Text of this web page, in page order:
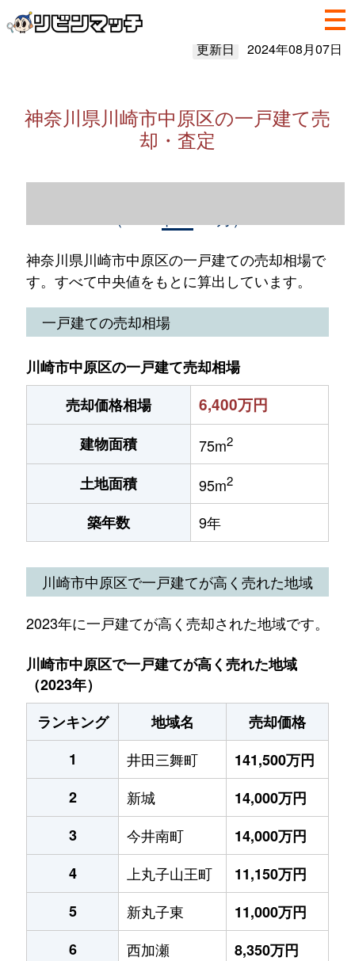
更新日 2024年08月07日
神奈川県川崎市中原区の一戸建て売
却・査定
神奈川県川崎市中原区の一戸建ての売却相場で
す。すべて中央値をもとに算出しています。
一戸建ての売却相場
川崎市中原区の一戸建て売却相場
売却価格相場
6,400万円
建物面積 75m2
土地面積 95m2
築年数 9年
川崎市中原区で一戸建てが高く売れた地域
2023年に一戸建てが高く売却された地域です。
川崎市中原区で一戸建てが高く売れた地域
（2023年）
ランキング
地域名
売却価格
1
井田三舞町
141,500万円
2
新城
14,000万円
3
今井南町
14,000万円
4
上丸子山王町
11,150万円
5
新丸子東
11,000万円
6
西加瀬
8,350万円